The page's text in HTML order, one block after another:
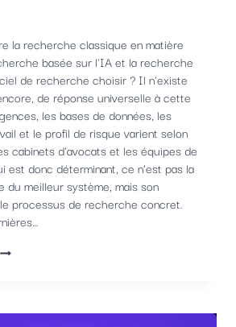
la recherche classique en matière
basée sur l'IA et la recherche
de recherche choisir ? Il n'existe
de réponse universelle à cette
les bases de données, les
et le profil de risque varient selon
cabinets d'avocats et les équipes de
est donc déterminant, ce n’est pas la
du meilleur système, mais son
processus de recherche concret.
RECHERCHE